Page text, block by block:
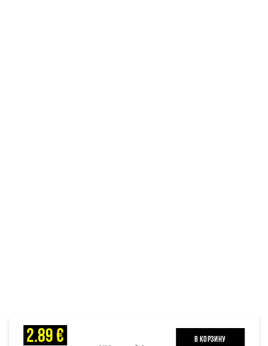
2.89 € B КОРЗИНУ